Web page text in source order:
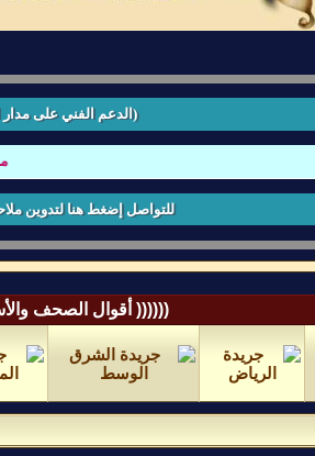
(الدعم الفني على
للتواصل إضغط هنا لتدوين
(((((( أقوال الصحف